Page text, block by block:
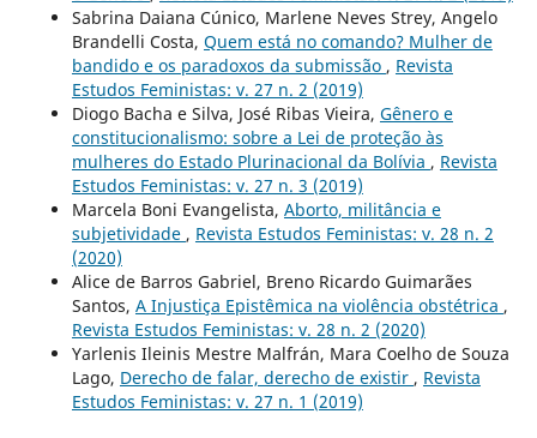
Sabrina Daiana Cúnico, Marlene Neves Strey, Angelo
Brandelli Costa, Quem está no comando? Mulher de
bandido e os paradoxos da submissão , Revista
Estudos Feministas: v. 27 n. 2 (2019)
Diogo Bacha e Silva, José Ribas Vieira, Gênero e
constitucionalismo: sobre a Lei de proteção às
mulheres do Estado Plurinacional da Bolívia , Revista
Estudos Feministas: v. 27 n. 3 (2019)
Marcela Boni Evangelista, Aborto, militância e
subjetividade , Revista Estudos Feministas: v. 28 n. 2
(2020)
Alice de Barros Gabriel, Breno Ricardo Guimarães
Santos, A Injustiça Epistêmica na violência obstétrica ,
Revista Estudos Feministas: v. 28 n. 2 (2020)
Yarlenis Ileinis Mestre Malfrán, Mara Coelho de Souza
Lago, Derecho de falar, derecho de existir , Revista
Estudos Feministas: v. 27 n. 1 (2019)